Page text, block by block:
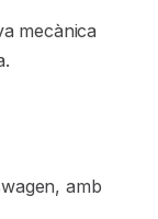
mecànica
amb